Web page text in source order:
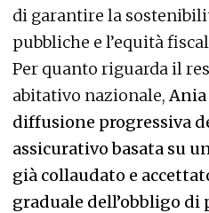
di garantire la
pubbliche e l’equità
Per quanto riguarda il
abitativo nazionale,Ania
diffusione progressiva
assicurativo basata su
già collaudato e
graduale dell’obbligo di